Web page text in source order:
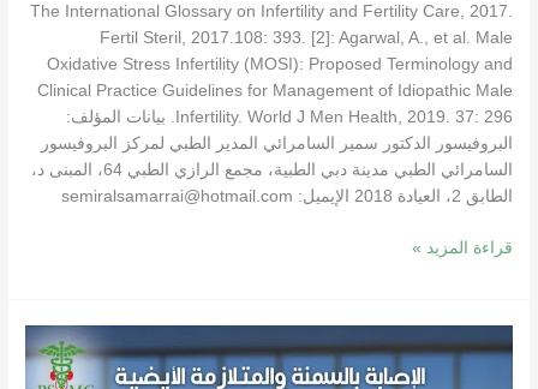
The International Glossary on Infertility and Fertility Care, 2017.
Fertil Steril, 2017.108: 393. [2]: Agarwal, A., et al. Male
Oxidative Stress Infertility (MOSI): Proposed Terminology and
Clinical Practice Guidelines for Management of Idiopathic Male
Infertility. World J Men Health, 2019. 37: 296. بيانات المؤلف:
البروفيسور الدكتور سمير السامرائي المدير الطبي لمركز البروفيسور
السامرائي الطبي مدينة دبي الطبية، مجمع الرازي الطبي 64، المبنى د،
الطابق 2، العيادة 2018 الإيميل: semiralsamarrai@hotmail.com
قراءة المزيد »
بالسمنة